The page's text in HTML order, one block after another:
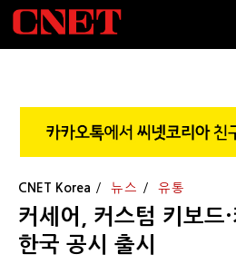
CNET Korea 뉴스 유통
커세어, 커스텀 키보드
한국 공시 출시